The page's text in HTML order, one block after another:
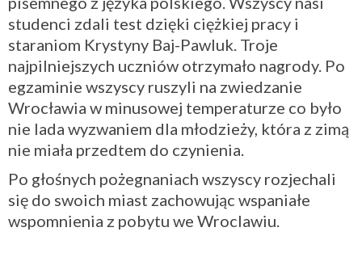
studenci zdali test dzięki ciężkiej pracy i
staraniom Krystyny Baj-Pawluk. Troje
najpilniejszych uczniów otrzymało nagrody. Po
egzaminie wszyscy ruszyli na zwiedzanie
Wrocławia w minusowej temperaturze co było
nie lada wyzwaniem dla młodzieży, która z zimą
nie miała przedtem do czynienia.
Po głośnych pożegnaniach wszyscy rozjechali
się do swoich miast zachowując wspaniałe
wspomnienia z pobytu we Wroclawiu.